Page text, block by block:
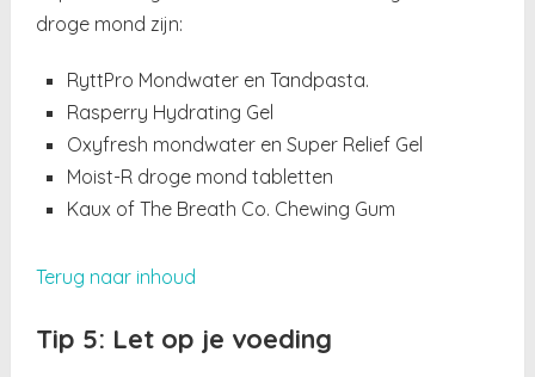
droge mond zijn:
RyttPro Mondwater en Tandpasta.
Rasperry Hydrating Gel
Oxyfresh mondwater en Super Relief Gel
Moist-R droge mond tabletten
Kaux of The Breath Co. Chewing Gum
Terug naar inhoud
Tip 5: Let op je voeding